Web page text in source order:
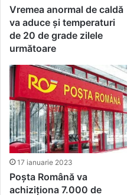
Vremea anormal de caldă
va aduce și temperaturi
de 20 de grade zilele
următoare
17 ianuarie 2023
Poșta Română va
achiziționa 7.000 de